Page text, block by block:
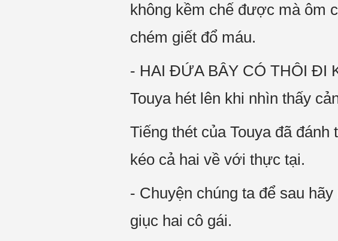
không kềm chế được mà ôm
chém giết đổ máu.
- HAI ĐỨA BÂY CÓ THÔI ĐI
Touya hét lên khi nhìn thấy
Tiếng thét của Touya đã
kéo cả hai về với thực tại.
- Chuyện chúng ta để sau
giục hai cô gái.